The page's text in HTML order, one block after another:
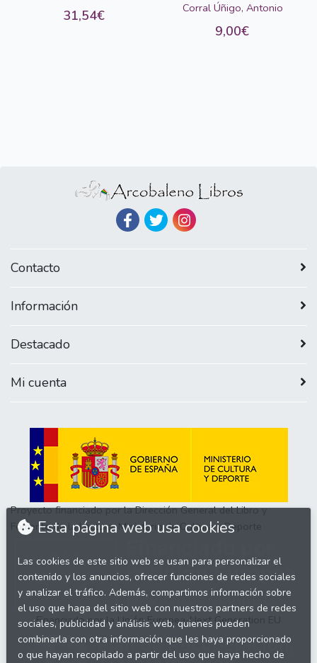
31,54€
Corral Úñigo, Antonio
9,00€
Contacto
Información
Destacado
Mi cuenta
Proyecto financiado por la Dirección General del Libro y
Fomento de la Lectura, Ministerio de Cultura y Deporte
Financiado por la Unión Europea-Next Generation EU
Esta página web usa cookies
Las cookies de este sitio web se usan para personalizar el
contenido y los anuncios, ofrecer funciones de redes sociales
y analizar el tráfico. Además, compartimos información sobre
el uso que haga del sitio web con nuestros partners de redes
sociales, publicidad y análisis web, quienes pueden
combinarla con otra información que les haya proporcionado
o que hayan recopilado a partir del uso que haya hecho de